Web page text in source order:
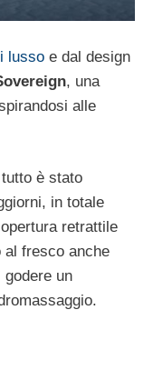
lusso e dal design
, una
alle
è stato
in totale
retrattile
al fresco anche
un